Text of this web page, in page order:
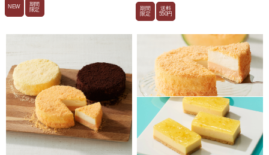
NEW
期間
限定
期間
限定
送料
550円